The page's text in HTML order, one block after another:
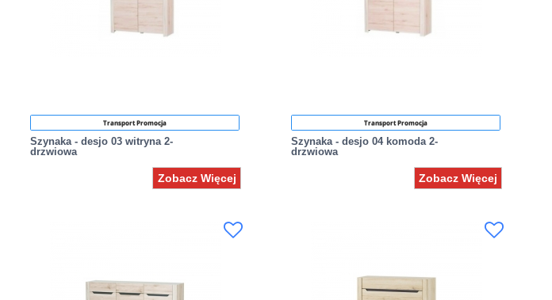
Transport Promocja
Szynaka - desjo 03 witryna 2-
drzwiowa
Zobacz Więcej
Transport Promocja
Szynaka - desjo 04 komoda 2-
drzwiowa
Zobacz Więcej